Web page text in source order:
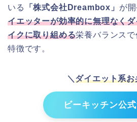
いる
「株式会社Dreambox」 が
イエッターが効率的に無理なく
イクに取り組める栄養バランス
特徴です。
＼ダイエット系お
ビーキッチン公